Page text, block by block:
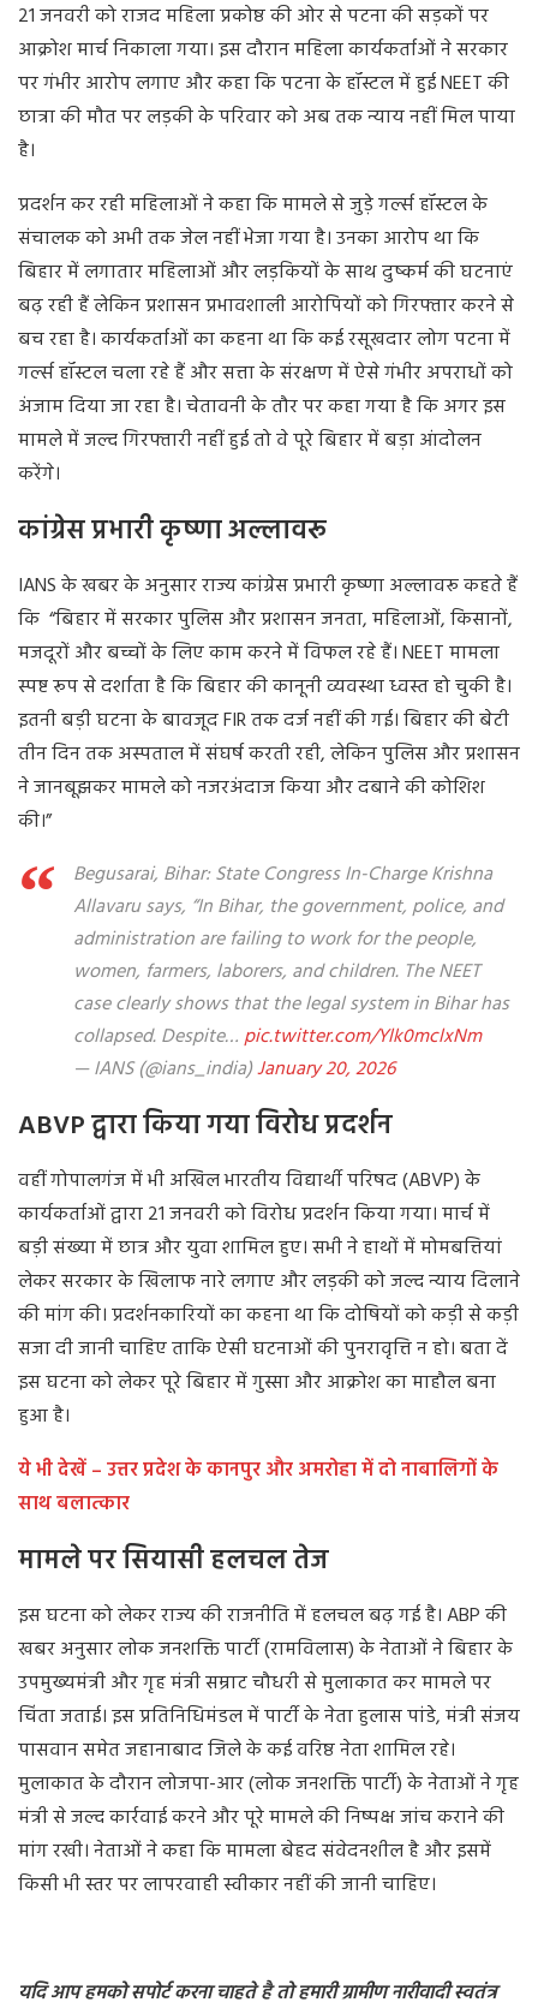
21 जनवरी को राजद महिला प्रकोष्ठ की ओर से पटना की सड़कों पर
आक्रोश मार्च निकाला गया। इस दौरान महिला कार्यकर्ताओं ने सरकार
पर गंभीर आरोप लगाए और कहा कि पटना के हॉस्टल में हुई NEET की
छात्रा की मौत पर लड़की के परिवार को अब तक न्याय नहीं मिल पाया
है।
प्रदर्शन कर रही महिलाओं ने कहा कि मामले से जुड़े गर्ल्स हॉस्टल के
संचालक को अभी तक जेल नहीं भेजा गया है। उनका आरोप था कि
बिहार में लगातार महिलाओं और लड़कियों के साथ दुष्कर्म की घटनाएं
बढ़ रही हैं लेकिन प्रशासन प्रभावशाली आरोपियों को गिरफ्तार करने से
बच रहा है। कार्यकर्ताओं का कहना था कि कई रसूखदार लोग पटना में
गर्ल्स हॉस्टल चला रहे हैं और सत्ता के संरक्षण में ऐसे गंभीर अपराधों को
अंजाम दिया जा रहा है। चेतावनी के तौर पर कहा गया है कि अगर इस
मामले में जल्द गिरफ्तारी नहीं हुई तो वे पूरे बिहार में बड़ा आंदोलन
करेंगे।
कांग्रेस प्रभारी कृष्णा अल्लावरू
IANS के खबर के अनुसार राज्य कांग्रेस प्रभारी कृष्णा अल्लावरू कहते हैं
कि “बिहार में सरकार पुलिस और प्रशासन जनता, महिलाओं, किसानों,
मजदूरों और बच्चों के लिए काम करने में विफल रहे हैं। NEET मामला
स्पष्ट रूप से दर्शाता है कि बिहार की कानूनी व्यवस्था ध्वस्त हो चुकी है।
इतनी बड़ी घटना के बावजूद FIR तक दर्ज नहीं की गई। बिहार की बेटी
तीन दिन तक अस्पताल में संघर्ष करती रही, लेकिन पुलिस और प्रशासन
ने जानबूझकर मामले को नजरअंदाज किया और दबाने की कोशिश
की।”
Begusarai, Bihar: State Congress In-Charge Krishna
Allavaru says, “In Bihar, the government, police, and
administration are failing to work for the people,
women, farmers, laborers, and children. The NEET
case clearly shows that the legal system in Bihar has
collapsed. Despite…pic.twitter.com/Ylk0mclxNm
— IANS (@ians_india)January 20, 2026
ABVP द्वारा किया गया विरोध प्रदर्शन
वहीं गोपालगंज में भी अखिल भारतीय विद्यार्थी परिषद (ABVP) के
कार्यकर्ताओं द्वारा 21 जनवरी को विरोध प्रदर्शन किया गया। मार्च में
बड़ी संख्या में छात्र और युवा शामिल हुए। सभी ने हाथों में मोमबत्तियां
लेकर सरकार के खिलाफ नारे लगाए और लड़की को जल्द न्याय दिलाने
की मांग की। प्रदर्शनकारियों का कहना था कि दोषियों को कड़ी से कड़ी
सजा दी जानी चाहिए ताकि ऐसी घटनाओं की पुनरावृत्ति न हो। बता दें
इस घटना को लेकर पूरे बिहार में गुस्सा और आक्रोश का माहौल बना
हुआ है।
ये भी देखें – उत्तर प्रदेश के कानपुर और अमरोहा में दो नाबालिगों के
साथ बलात्कार
मामले पर सियासी हलचल तेज
इस घटना को लेकर राज्य की राजनीति में हलचल बढ़ गई है। ABP की
खबर अनुसार लोक जनशक्ति पार्टी (रामविलास) के नेताओं ने बिहार के
उपमुख्यमंत्री और गृह मंत्री सम्राट चौधरी से मुलाकात कर मामले पर
चिंता जताई। इस प्रतिनिधिमंडल में पार्टी के नेता हुलास पांडे, मंत्री संजय
पासवान समेत जहानाबाद जिले के कई वरिष्ठ नेता शामिल रहे।
मुलाकात के दौरान लोजपा-आर (लोक जनशक्ति पार्टी) के नेताओं ने गृह
मंत्री से जल्द कार्रवाई करने और पूरे मामले की निष्पक्ष जांच कराने की
मांग रखी। नेताओं ने कहा कि मामला बेहद संवेदनशील है और इसमें
किसी भी स्तर पर लापरवाही स्वीकार नहीं की जानी चाहिए।
यदि आप हमको सपोर्ट करना चाहते है तो हमारी ग्रामीण नारीवादी स्वतंत्र